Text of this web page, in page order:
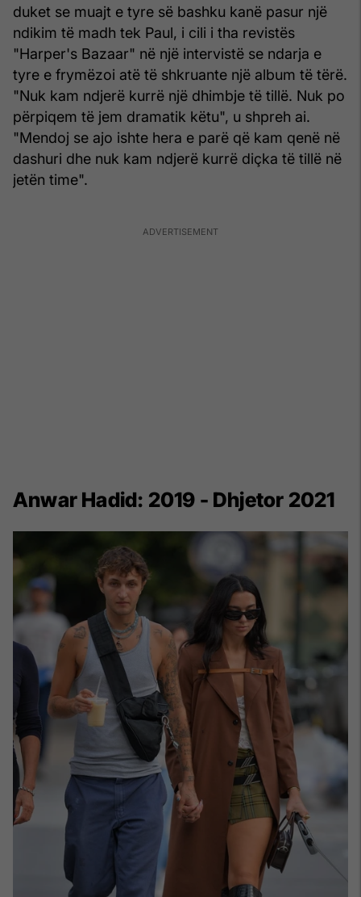
duket se muajt e tyre së bashku kanë pasur një
ndikim të madh tek Paul, i cili i tha revistës
"Harper's Bazaar" në një intervistë se ndarja e
tyre e frymëzoi atë të shkruante një album të tërë.
"Nuk kam ndjerë kurrë një dhimbje të tillë. Nuk po
përpiqem të jem dramatik këtu", u shpreh ai.
"Mendoj se ajo ishte hera e parë që kam qenë në
dashuri dhe nuk kam ndjerë kurrë diçka të tillë në
jetën time".
Anwar Hadid: 2019 - Dhjetor 2021